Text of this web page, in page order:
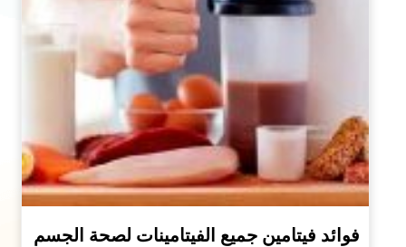
فوائد فيتامين جميع الفيتامينات لصحة الجسم